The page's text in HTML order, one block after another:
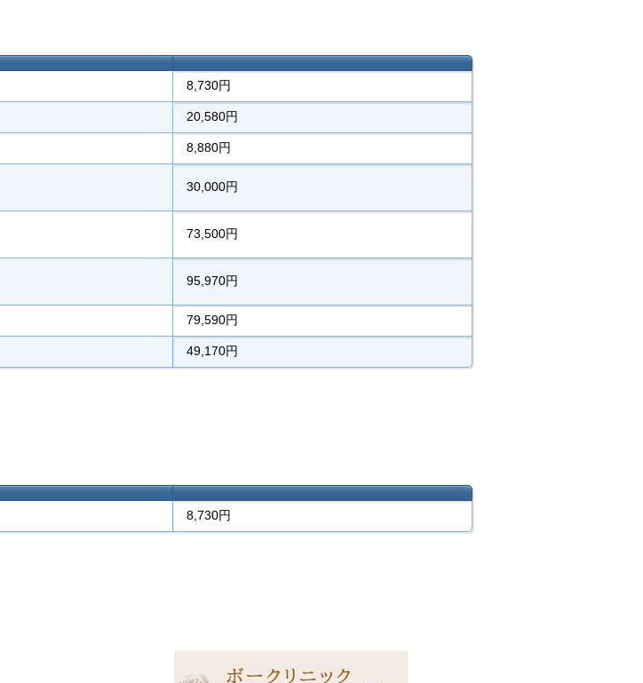
8,730円
20,580円
8,880円
30,000円
73,500円
95,970円
79,590円
49,170円
8,730円